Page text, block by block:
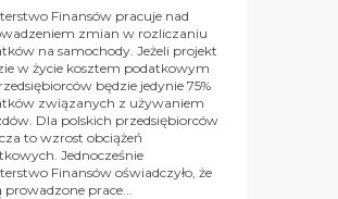
Finansów pracuje nad
zmian w rozliczaniu
na samochody. Jeżeli projekt
w życie kosztem podatkowym
będzie jedynie 75%
związanych z używaniem
Dla polskich przedsiębiorców
to wzrost obciążeń
Jednocześnie
Finansów oświadczyło, że
prowadzone prace...